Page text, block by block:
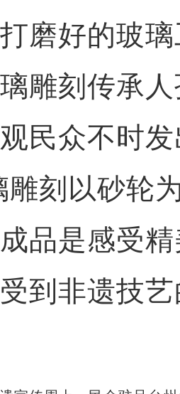
磨好的玻
雕刻传承
民众不时
刻以砂轮为
品是感受
到非遗技